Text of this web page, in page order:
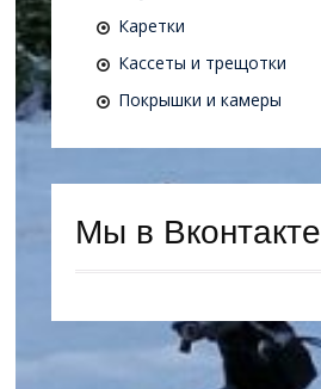
Каретки
Кассеты и трещотки
Покрышки и камеры
Мы в Вконтакте